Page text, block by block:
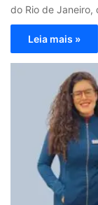
do Rio de
Leia mais »